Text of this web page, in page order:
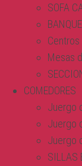
SOFA
Mesas
COMEDORES
Juergo
Juergo
Juergo
SILLAS